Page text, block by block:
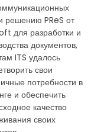
решению PReS от
для разработки и
документов,
ITS удалось
свои
потребности в
и обеспечить
качество
своих